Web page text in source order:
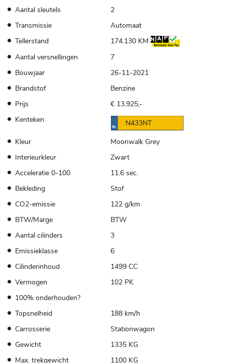
Aantal sleutels
2
Transmissie
Automaat
Tellerstand
174.130 KM
Aantal versnellingen
7
Bouwjaar
26-11-2021
Brandstof
Benzine
Prijs
€ 13.925,-
Kenteken
N433NT
Kleur
Moonwalk Grey
Interieurkleur
Zwart
Acceleratie 0-100
11.6 sec.
Bekleding
Stof
CO2-emissie
122 g/km
BTW/Marge
BTW
Aantal cilinders
3
Emissieklasse
6
Cilinderinhoud
1499 CC
Vermogen
102 PK
100% onderhouden?
Topsnelheid
188 km/h
Carrosserie
Stationwagon
Gewicht
1335 KG
Max. trekgewicht
1100 KG